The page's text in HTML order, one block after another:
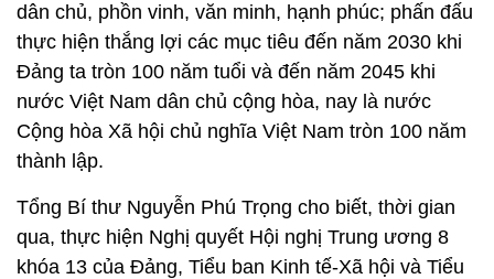
dân chủ, phồn vinh, văn minh, hạnh phúc; phấn đấu
thực hiện thắng lợi các mục tiêu đến năm 2030 khi
Đảng ta tròn 100 năm tuổi và đến năm 2045 khi
nước Việt Nam dân chủ cộng hòa, nay là nước
Cộng hòa Xã hội chủ nghĩa Việt Nam tròn 100 năm
thành lập.
Tổng Bí thư Nguyễn Phú Trọng cho biết, thời gian
qua, thực hiện Nghị quyết Hội nghị Trung ương 8
khóa 13 của Đảng, Tiểu ban Kinh tế-Xã hội và Tiểu